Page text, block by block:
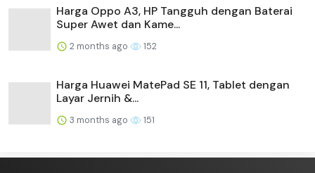
Harga Oppo A3, HP Tangguh dengan Baterai
Super Awet dan Kame...
2 months ago 152
Harga Huawei MatePad SE 11, Tablet dengan
Layar Jernih &...
3 months ago 151